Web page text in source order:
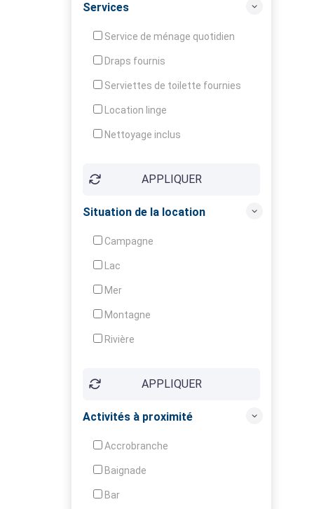
Services
Service de ménage quotidien
Draps fournis
Serviettes de toilette fournies
Location linge
Nettoyage inclus
Garde d'enfants
Crèche
APPLIQUER
Situation de la location
Campagne
Lac
Mer
Montagne
Rivière
APPLIQUER
Activités à proximité
Accrobranche
Baignade
Bar